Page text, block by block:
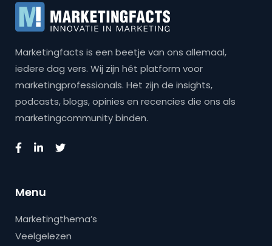
Marketingfacts is een beetje van ons allemaal,
iedere dag vers. Wij zijn hét platform voor
marketingprofessionals. Het zijn de insights,
podcasts, blogs, opinies en recencies die ons als
marketingcommunity binden.
Menu
Marketingthema’s
Veelgelezen